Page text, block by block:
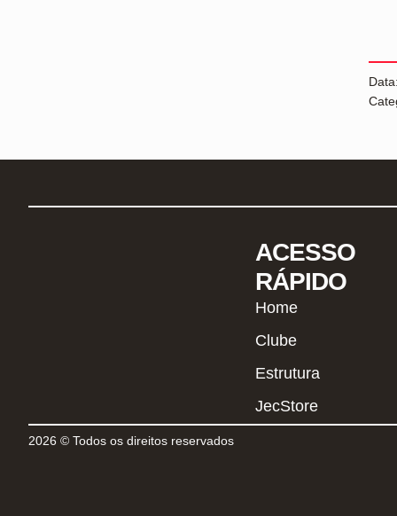
ACESSO
RÁPIDO
Home
Clube
Estrutura
JecStore
2026 © Todos os direitos reservados